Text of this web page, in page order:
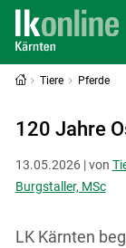
Tiere Pferde
120 Jahre
13.05.2026 | von
Burgstaller, MSc
LK Kärnten